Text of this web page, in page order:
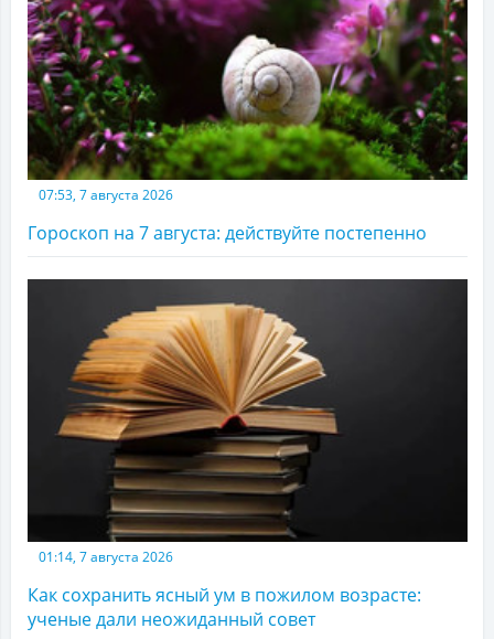
07:53, 7 августа 2026
Гороскоп на 7 августа: действуйте постепенно
01:14, 7 августа 2026
Как сохранить ясный ум в пожилом возрасте:
ученые дали неожиданный совет